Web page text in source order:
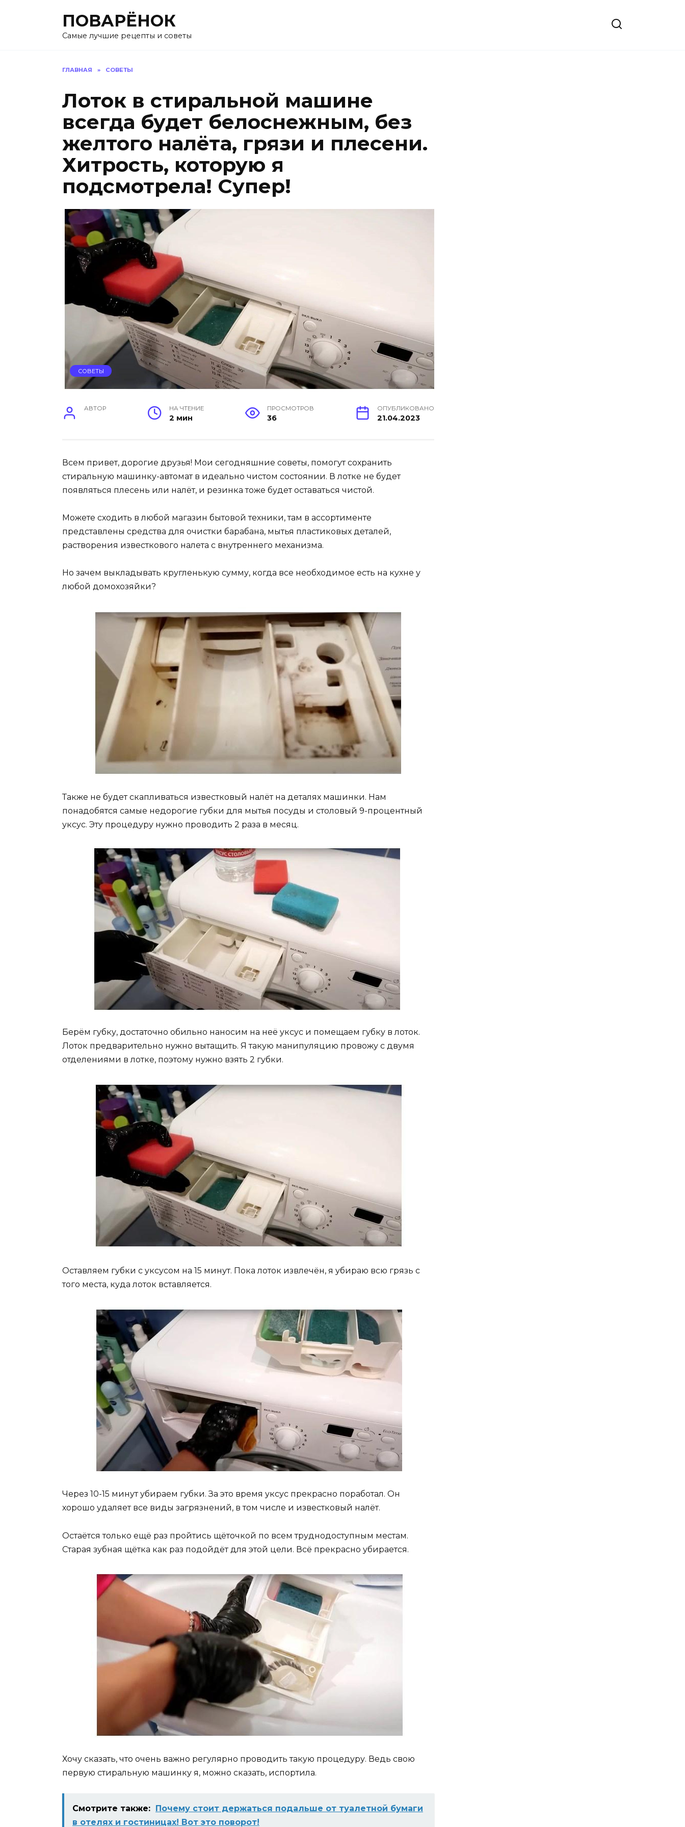
ПОВАРЁНОК
Самые лучшие рецепты и советы
ГЛАВНАЯ » СОВЕТЫ
Лоток в стиральной машине
всегда будет белоснежным, без
желтого налёта, грязи и плесени.
Хитрость, которую я
подсмотрела! Супер!
СОВЕТЫ
АВТОР НА ЧТЕНИЕ
2 мин
ПРОСМОТРОВ
36
ОПУБЛИКОВАНО
21.04.2023
Всем привет, дорогие друзья! Мои сегодняшние советы, помогут сохранить
стиральную машинку-автомат в идеально чистом состоянии. В лотке не будет
появляться плесень или налёт, и резинка тоже будет оставаться чистой.
Можете сходить в любой магазин бытовой техники, там в ассортименте
представлены средства для очистки барабана, мытья пластиковых деталей,
растворения известкового налета с внутреннего механизма.
Но зачем выкладывать кругленькую сумму, когда все необходимое есть на кухне у
любой домохозяйки?
Также не будет скапливаться известковый налёт на деталях машинки. Нам
понадобятся самые недорогие губки для мытья посуды и столовый 9-процентный
уксус. Эту процедуру нужно проводить 2 раза в месяц.
Берём губку, достаточно обильно наносим на неё уксус и помещаем губку в лоток.
Лоток предварительно нужно вытащить. Я такую манипуляцию провожу с двумя
отделениями в лотке, поэтому нужно взять 2 губки.
Оставляем губки с уксусом на 15 минут. Пока лоток извлечён, я убираю всю грязь с
того места, куда лоток вставляется.
Через 10-15 минут убираем губки. За это время уксус прекрасно поработал. Он
хорошо удаляет все виды загрязнений, в том числе и известковый налёт.
Остаётся только ещё раз пройтись щёточкой по всем труднодоступным местам.
Старая зубная щётка как раз подойдёт для этой цели. Всё прекрасно убирается.
Хочу сказать, что очень важно регулярно проводить такую процедуру. Ведь свою
первую стиральную машинку я, можно сказать, испортила.
Смотрите также:
Почему стоит держаться подальше от туалетной бумаги
в отелях и гостиницах! Вот это поворот!